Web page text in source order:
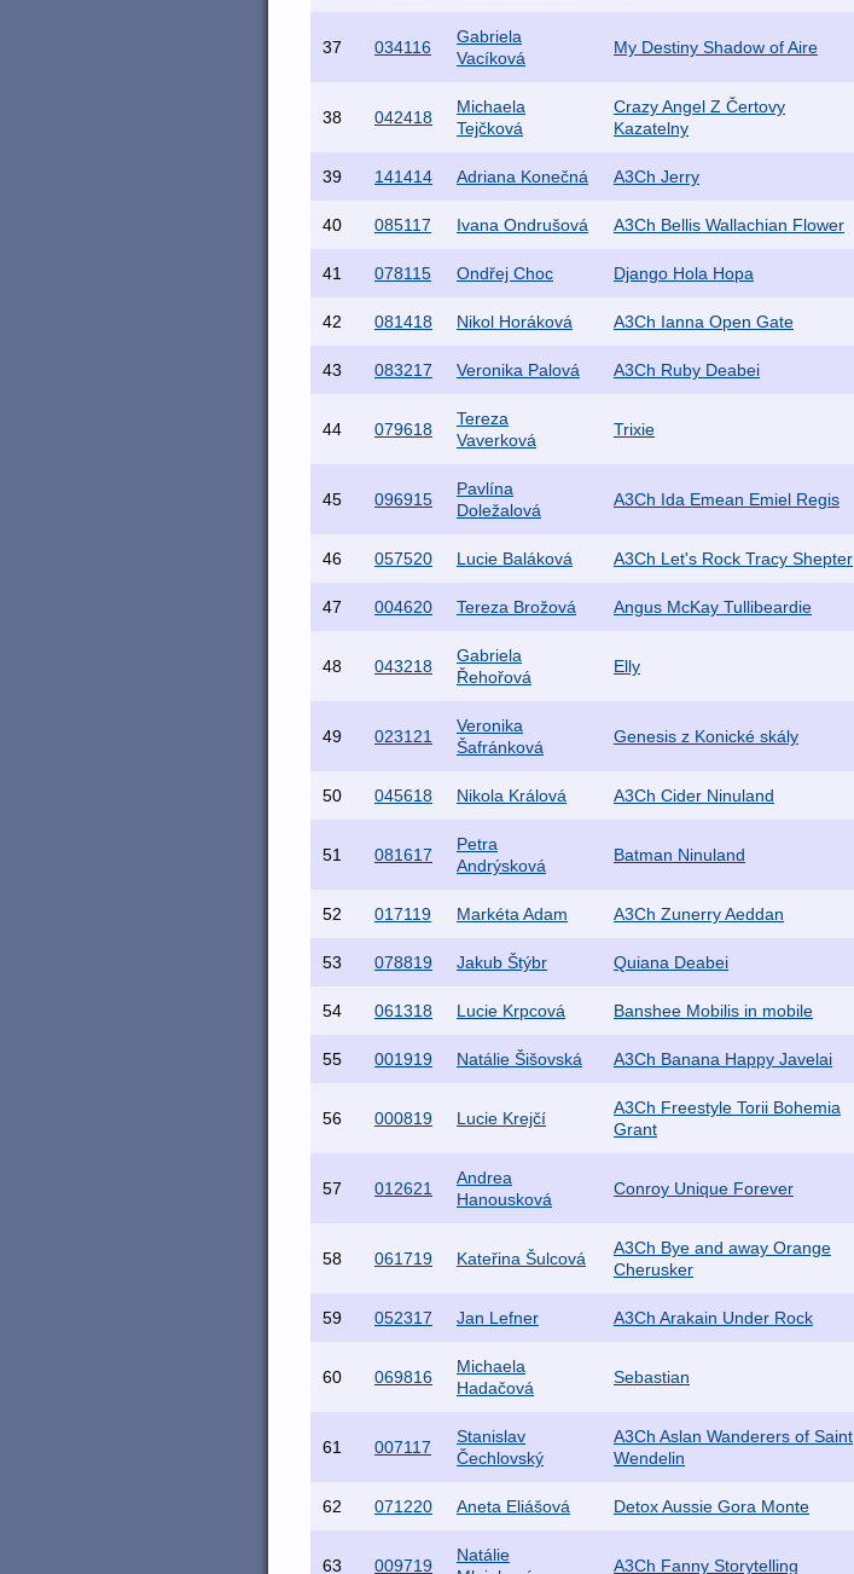
37 034116
Gabriela
Vacíková
My Destiny Shadow of Aire
38 042418
Michaela
Tejčková
Crazy Angel Z Čertovy
Kazatelny
39 141414 Adriana Konečná A3Ch Jerry
40 085117 Ivana Ondrušová A3Ch Bellis Wallachian Flower
41 078115 Ondřej Choc Django Hola Hopa
42 081418 Nikol Horáková A3Ch Ianna Open Gate
43 083217 Veronika Palová A3Ch Ruby Deabei
44 079618
Tereza
Vaverková
Trixie
45 096915
Pavlína
Doležalová
A3Ch Ida Emean Emiel Regis
46 057520 Lucie Baláková A3Ch Let's Rock Tracy Shepter
47 004620 Tereza Brožová Angus McKay Tullibeardie
48 043218
Gabriela
Řehořová
Elly
49 023121
Veronika
Šafránková
Genesis z Konické skály
50 045618 Nikola Králová A3Ch Cider Ninuland
51 081617
Petra
Andrýsková
Batman Ninuland
52 017119 Markéta Adam A3Ch Zunerry Aeddan
53 078819 Jakub Štýbr Quiana Deabei
54 061318 Lucie Krpcová Banshee Mobilis in mobile
55 001919 Natálie Šišovská A3Ch Banana Happy Javelai
56 000819 Lucie Krejčí
A3Ch Freestyle Torii Bohemia
Grant
57 012621
Andrea
Hanousková
Conroy Unique Forever
58 061719 Kateřina Šulcová
A3Ch Bye and away Orange
Cherusker
59 052317 Jan Lefner A3Ch Arakain Under Rock
60 069816
Michaela
Hadačová
Sebastian
61 007117
Stanislav
Čechlovský
A3Ch Aslan Wanderers of Saint
Wendelin
62 071220 Aneta Eliášová Detox Aussie Gora Monte
63 009719
Natálie
A3Ch Fanny Storytelling